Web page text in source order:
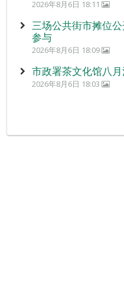
2026年8月6日 18:11
三场公共街市摊位
参与
2026年8月6日 18:09
市政署茶文化馆八
2026年8月6日 18:03